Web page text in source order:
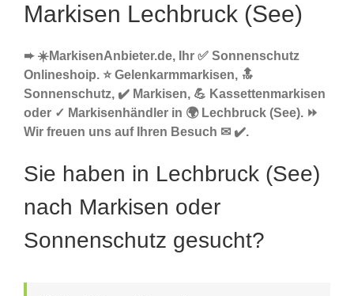
Markisen Lechbruck (See)
➨ ☀️MarkisenAnbieter.de, Ihr ✅ Sonnenschutz
Onlineshoip. ⭐ Gelenkarmmarkisen, 🔝
Sonnenschutz, ✔️ Markisen, 💪 Kassettenmarkisen
oder ✓ Markisenhändler in 🌍 Lechbruck (See). ⏩
Wir freuen uns auf Ihren Besuch ✉ ✔️.
Sie haben in Lechbruck (See)
nach Markisen oder
Sonnenschutz gesucht?